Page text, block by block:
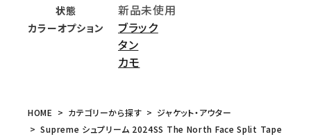
状態 新品未使用
カラーオプション
ブラック
タン
カモ
HOME カテゴリーから探す
ジャケット・アウター
Supreme シュプリーム 2024SS The North Face Split Tape